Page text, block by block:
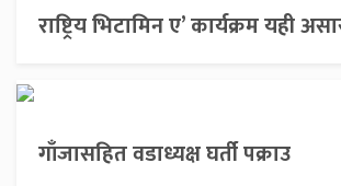
राष्ट्रिय भिटामिन ए’ कार्यक्रम यही
गाँजासहित वडाध्यक्ष घर्ती पक्राउ